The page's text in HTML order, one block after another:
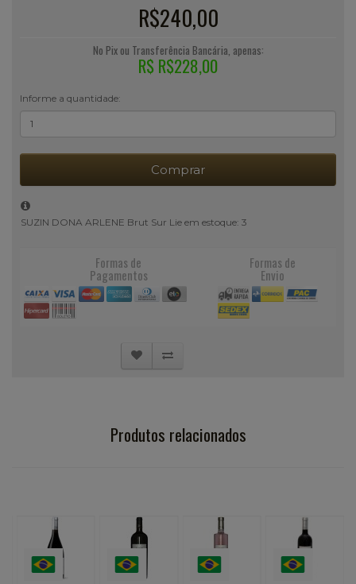
R$240,00
No Pix ou Transferência Bancária, apenas:
R$ R$228,00
Informe a quantidade:
Comprar
SUZIN DONA ARLENE Brut Sur Lie em estoque: 3
Formas de
Pagamentos
Formas de
Envio
Produtos relacionados